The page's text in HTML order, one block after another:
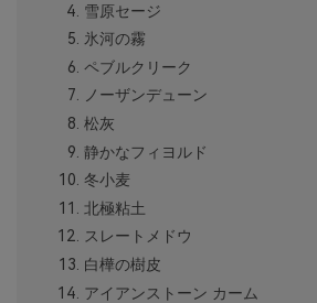
雪原セージ
氷河の霧
ペブルクリーク
ノーザンデューン
松灰
静かなフィヨルド
冬小麦
北極粘土
スレートメドウ
白樺の樹皮
アイアンストーン カーム